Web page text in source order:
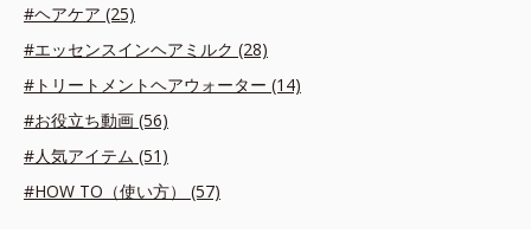
#ヘアケア (25)
#エッセンスインヘアミルク (28)
#トリートメントヘアウォーター (14)
#お役立ち動画 (56)
#人気アイテム (51)
#HOW TO（使い方） (57)